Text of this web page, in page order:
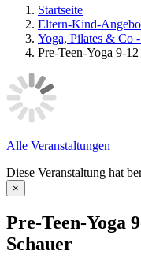
Startseite
Eltern-Kind-
Yoga, Pilates & Co
Pre-Teen-Yoga 9-
Alle Veranstaltungen
Diese Veranstaltung hat
×
Pre-Teen-Yoga
Schauer